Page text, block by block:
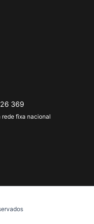
369
rede fixa nacional